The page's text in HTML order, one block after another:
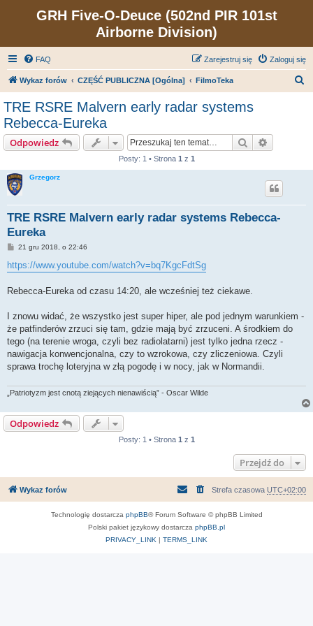
GRH Five-O-Deuce (502nd PIR 101st
Airborne Division)
FAQ Zaloguj się
Zarejestruj się
Wykaz forów CZĘŚĆ PUBLICZNA [Ogólna] FilmoTeka
TRE RSRE Malvern early radar systems
Rebecca-Eureka
Odpowiedz Szukaj
Posty: 1 • Strona 1 z 1
Grzegorz
TRE RSRE Malvern early radar systems Rebecca-
Eureka
P
s
t
21 gru 2018, o 22:46
https://www.youtube.com/watch?v=bq7KgcFdtSg
Rebecca-Eureka od czasu 14:20, ale wcześniej też ciekawe.
I znowu widać, że wszystko jest super hiper, ale pod jednym warunkiem -
że patfinderów zrzuci się tam, gdzie mają być zrzuceni. A środkiem do
tego (na terenie wroga, czyli bez radiolatarni) jest tylko jedna rzecz -
nawigacja konwencjonalna, czy to wzrokowa, czy zliczeniowa. Czyli
sprawa trochę loteryjna w złą pogodę i w nocy, jak w Normandii.
„Patriotyzm jest cnotą ziejących nienawiścią” - Oscar Wilde
Odpowiedz
Posty: 1 • Strona 1 z 1
Przejdź do
Wykaz forów Strefa czasowa UTC+02:00
Technologię dostarcza phpBB® Forum Software © phpBB Limited
Polski pakiet językowy dostarcza phpBB.pl
PRIVACY_LINK | TERMS_LINK